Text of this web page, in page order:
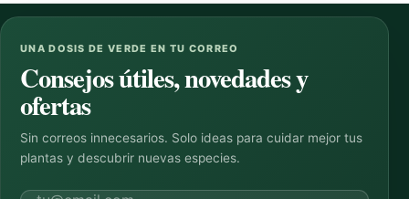
UNA DOSIS DE VERDE EN TU CORREO
Consejos útiles, novedades y
ofertas
Sin correos innecesarios. Solo ideas para cuidar mejor tus
plantas y descubrir nuevas especies.